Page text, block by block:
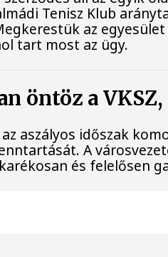
Tenisz Klub
az
tart most az ügy.
öntöz a
aszályos időszak
A
és felelősen